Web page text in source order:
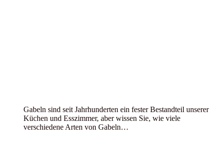
Gabeln sind seit Jahrhunderten ein fester Bestandteil unserer
Küchen und Esszimmer, aber wissen Sie, wie viele
verschiedene Arten von Gabeln…